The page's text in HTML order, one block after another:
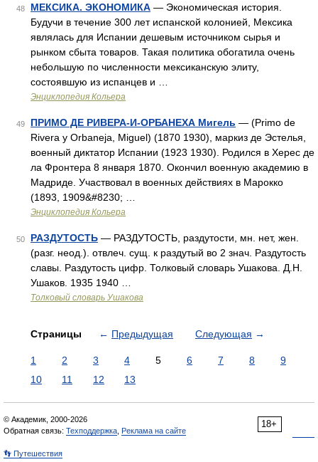
48 МЕКСИКА. ЭКОНОМИКА — Экономическая история.
Будучи в течение 300 лет испанской колонией, Мексика
являлась для Испании дешевым источником сырья и
рынком сбыта товаров. Такая политика обогатила очень
небольшую по численности мексиканскую элиту,
состоявшую из испанцев и …
Энциклопедия Кольера
49 ПРИМО ДЕ РИВЕРА-И-ОРБАНЕХА Мигель — (Primo de
Rivera y Orbaneja, Miguel) (1870 1930), маркиз де Эстелья,
военный диктатор Испании (1923 1930). Родился в Херес де
ла Фронтера 8 января 1870. Окончил военную академию в
Мадриде. Участвовал в военных действиях в Марокко
(1893, 1909&#8230; …
Энциклопедия Кольера
50 РАЗДУТОСТЬ — РАЗДУТОСТЬ, раздутости, мн. нет, жен.
(разг. неод.). отвлеч. сущ. к раздутый во 2 знач. Раздутость
славы. Раздутость цифр. Толковый словарь Ушакова. Д.Н.
Ушаков. 1935 1940 …
Толковый словарь Ушакова
Страницы ← Предыдущая Следующая →
1 2 3 4 5 6 7 8
9
10
11 12 13
18+
© Академик, 2000-2026
Обратная связь: Техподдержка Реклама на сайте
👣 Путешествия